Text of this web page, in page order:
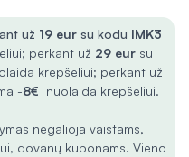
už 19 eur su kodu IMK3
perkant už 29 eur su
krepšeliui; perkant už
-8€ nuolaida krepšeliui.
negalioja vaistams,
dovanų kuponams. Vieno